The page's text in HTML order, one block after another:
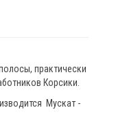
практически
Корсики.
Мускат -